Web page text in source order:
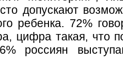
допускают
ребенка. 72%
цифра такая, что
россиян